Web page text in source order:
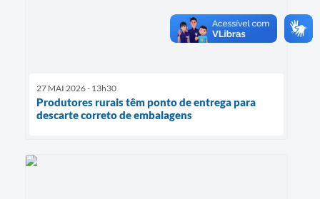
27 MAI 2026 - 13h30
Produtores rurais têm ponto de entrega para
descarte correto de embalagens